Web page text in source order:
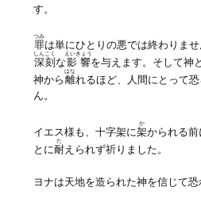
す。
罪
つみ
は単にひとりの悪では終わりま
深刻
しんこく
な影響
えいきょう
を与えます。そして神
神から 離
はな
れるほど、人間にとって
ん。
イエス様も、十字架に架
か
かられる前
とに耐
た
えられず祈りました。
ヨナは天地を造られた神を信じて恐